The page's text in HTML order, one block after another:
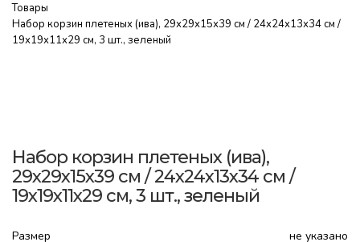
Товары
Набор корзин плетеных (ива), 29х29х15х39 см / 24х24х13х34 см /
19х19х11х29 см, 3 шт., зеленый
Набор корзин плетеных (ива),
29х29х15х39 см / 24х24х13х34 см /
19х19х11х29 см, 3 шт., зеленый
Размер не указано